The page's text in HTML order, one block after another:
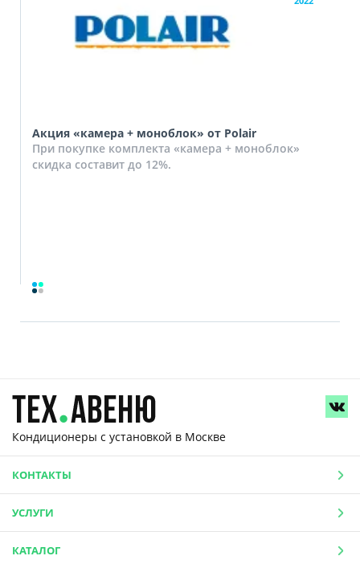
Акция «камера + моноблок» от Polair
При покупке комплекта «камера + моноблок»
скидка составит до 12%.
Кондиционеры с установкой в Москве
КОНТАКТЫ
УСЛУГИ
КАТАЛОГ